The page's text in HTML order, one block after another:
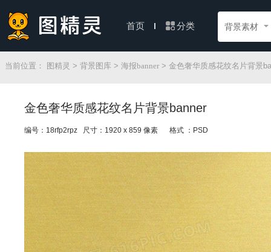
首页 分类 背景素材
当前位置： 图精灵 > 背景图库 > 海报banner > 金色奢华质感花纹名片背景
金色奢华质感花纹名片背景banner
编号：18rfp2rpz 尺寸：1920 x 859 像素 格式 ：PSD